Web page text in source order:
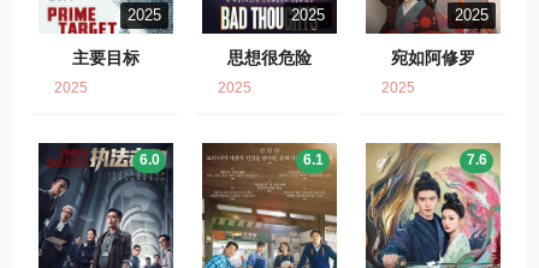
2025
主要目标
2025
2025
思想很危险
2025
2025
宛如阿修罗
2025
6.0 6.1 7.6